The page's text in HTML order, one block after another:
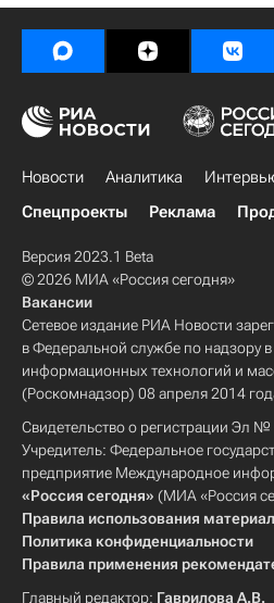
Новости Аналитика
Спецпроекты
Реклама
Версия 2023.1 Beta
© 2026 МИА «Россия сегодня»
Вакансии
Сетевое издание РИА Новости
в Федеральной службе по надзору
информационных технологий и
(Роскомнадзор) 08 апреля 2014
Свидетельство о регистрации Эл
Учредитель: Федеральное
предприятие Международное
«Россия сегодня» (МИА «Россия
Правила использования
Политика конфиденциальности
Правила применения
Главный редактор: Гаврилова А.В.